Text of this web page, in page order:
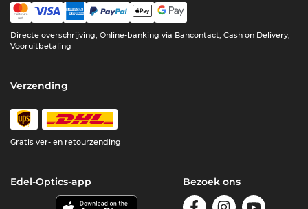
Directe overschrijving, Online-banking via Bancontact, Cash on Delivery,
Vooruitbetaling
Verzending
Gratis ver- en retourzending
Edel-Optics-app Bezoek ons